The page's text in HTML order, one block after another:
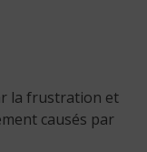
la frustration et
causés par